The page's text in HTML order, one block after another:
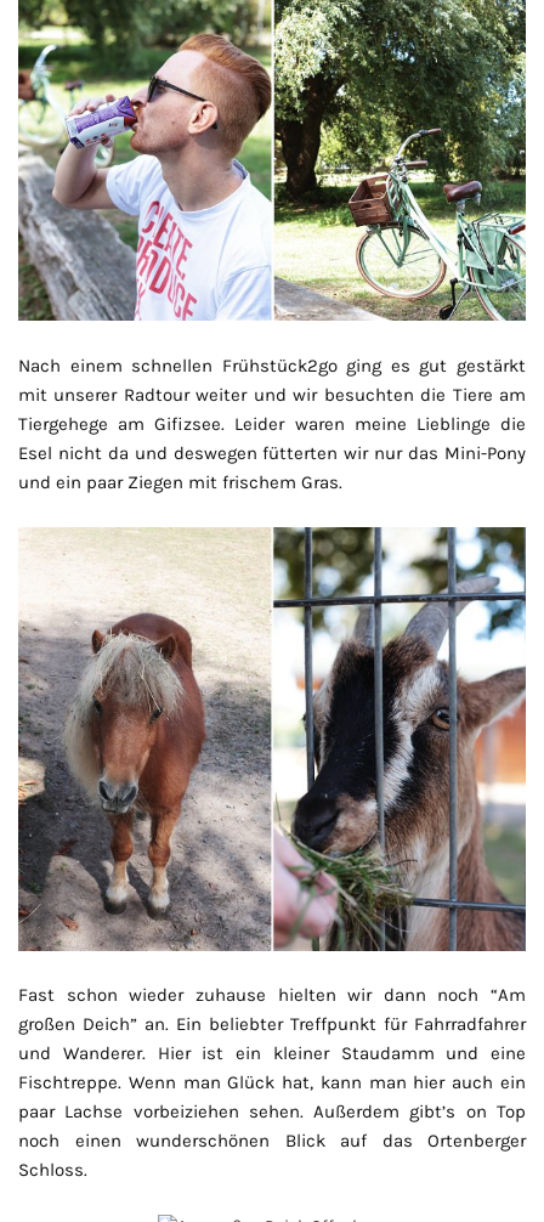
Nach einem schnellen Frühstück2go ging es gut gestärkt
mit unserer Radtour weiter und wir besuchten die Tiere am
Tiergehege am Gifizsee. Leider waren meine Lieblinge die
Esel nicht da und deswegen fütterten wir nur das Mini-Pony
und ein paar Ziegen mit frischem Gras.
Fast schon wieder zuhause hielten wir dann noch “Am
großen Deich” an. Ein beliebter Treffpunkt für Fahrradfahrer
und Wanderer. Hier ist ein kleiner Staudamm und eine
Fischtreppe. Wenn man Glück hat, kann man hier auch ein
paar Lachse vorbeiziehen sehen. Außerdem gibt’s on Top
noch einen wunderschönen Blick auf das Ortenberger
Schloss.